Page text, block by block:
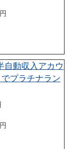
円
自動収入アカウ
プラチナラン
円